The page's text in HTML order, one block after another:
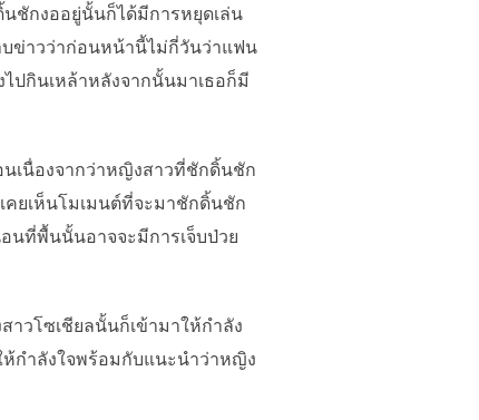
ชักงออยู่นั้นก็ได้มีการหยุดเล่น
าบข่าวว่าก่อนหน้านี้ไม่กี่วันว่าแฟน
ปกินเหล้าหลังจากนั้นมาเธอก็มี
เนื่องจากว่าหญิงสาวที่ชักดิ้นชัก
คยเห็นโมเมนต์ที่จะมาชักดิ้นชัก
นที่พื้นนั้นอาจจะมีการเจ็บป่วย
วโซเชียลนั้นก็เข้ามาให้กำลัง
กำลังใจพร้อมกับแนะนำว่าหญิง